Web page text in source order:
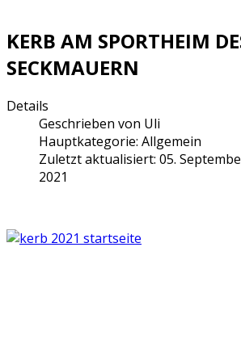
KERB AM SPORTHEIM
SECKMAUERN
Details
Geschrieben von Uli
Hauptkategorie: Allgemein
Zuletzt aktualisiert: 05.
2021